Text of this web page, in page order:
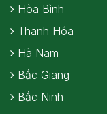
Hòa Bình
Thanh Hóa
Hà Nam
Bắc Giang
Bắc Ninh